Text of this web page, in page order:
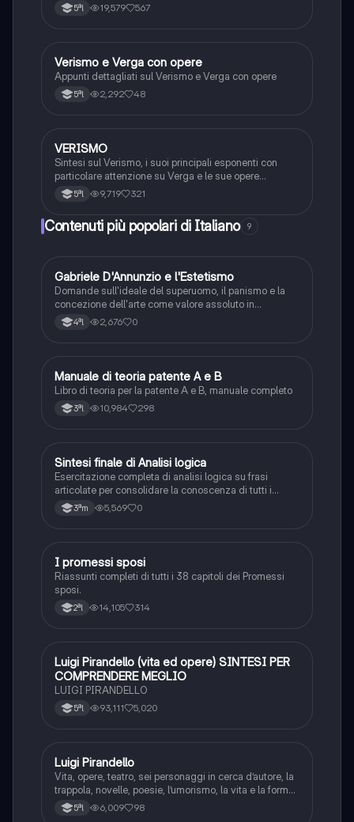
5ªl 19,579 567
Italiano
Verismo e Verga con opere
Appunti dettagliati sul Verismo e Verga con opere
5ªl 2,292 48
Italiano
VERISMO
Sintesi sul Verismo, i suoi principali esponenti con
particolare attenzione su Verga e le sue opere
principali
5ªl 9,719 321
Contenuti più popolari di Italiano 9
GItaliano
Gabriele D'Annunzio e l'Estetismo
Domande sull'ideale del superuomo, il panismo e la
concezione dell'arte come valore assoluto in
D'Annunzio.
4ªl 2,676 0
Italiano
Manuale di teoria patente A e B
Libro di teoria per la patente A e B, manuale completo
3ªl 10,984 298
SItaliano
Sintesi finale di Analisi logica
Esercitazione completa di analisi logica su frasi
articolate per consolidare la conoscenza di tutti i
complementi.
3ªm 5,569 0
Italiano
I promessi sposi
Riassunti completi di tutti i 38 capitoli dei Promessi
sposi.
2ªl 14,105 314
Italiano
Luigi Pirandello (vita ed opere) SINTESI PER
COMPRENDERE MEGLIO
LUIGI PIRANDELLO
5ªl 93,111 5,020
Italiano
Luigi Pirandello
Vita, opere, teatro, sei personaggi in cerca d’autore, la
trappola, novelle, poesie, l’umorismo, la vita e la forma,
frantumazione dell’Io, la civiltà moderna e
l’alienazione, il treno ha fischiato, canta l’epistola, i
5ªl 6,009 98